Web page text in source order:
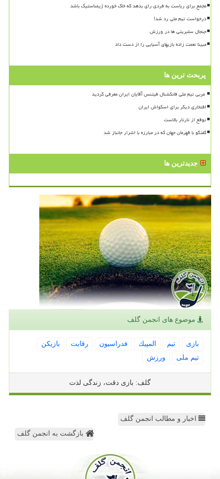
مجمع برای ریاست به فردی رای بدهد که خاک خورده ژیمناستیک باشد
درخواست تیم ملی رد شد!
جنجال سلبریتی ها در ورزش
مبینا نعمت زاده بازیهای آسیایی را از دست داد
پربحث ترین ها
افتخاری دیگر برای اسکواش ایران
توقع از تارتار بالاست
گفتگو با قهرمان جهان که در مبارزه با اشرار جانباز شد
جدیدترین ها
موضوع های انجمن گلف
بازی تیم المپیك فدراسیون رقابت
بازیكن
تیم ملی
ورزش
گلف: بازی دقت، زندگی لذت
اخبار و مطالب انجمن گلف
بازگشت به انجمن گلف